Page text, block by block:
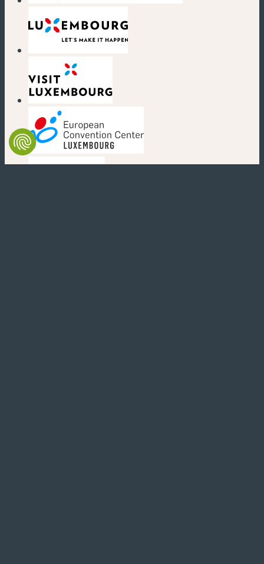
(nouvelle fenêtre)